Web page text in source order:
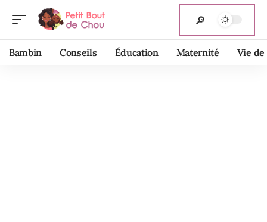
Bambin Conseils Éducation Maternité Vie